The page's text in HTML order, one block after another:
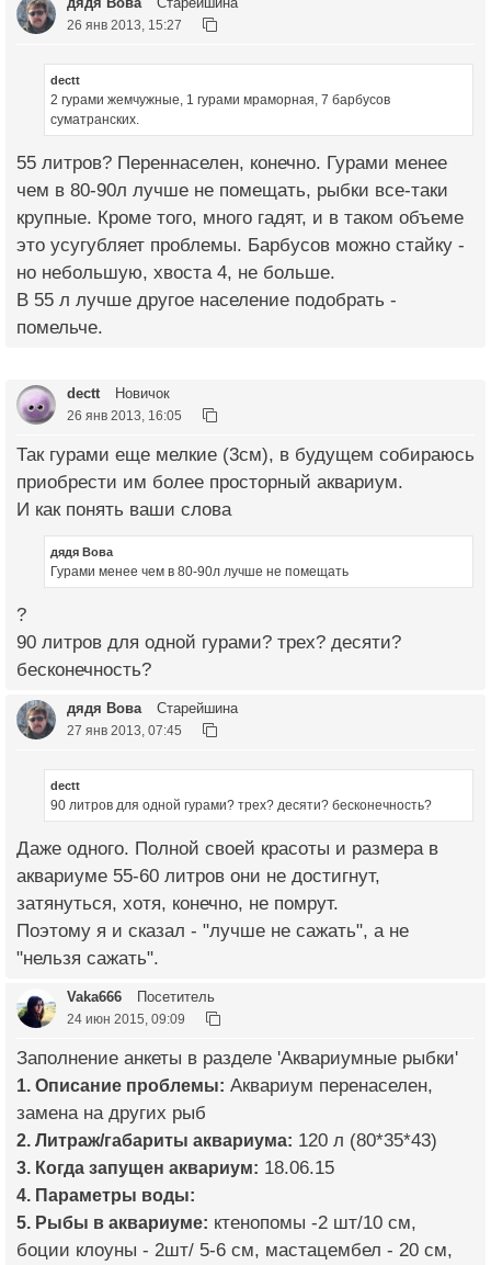
26 янв 2013, 15:27
dectt
2 гурами жемчужные, 1 гурами мраморная, 7 барбусов
суматранских.
55 литров? Переннаселен, конечно. Гурами менее
чем в 80-90л лучше не помещать, рыбки все-таки
крупные. Кроме того, много гадят, и в таком объеме
это усугубляет проблемы. Барбусов можно стайку -
но небольшую, хвоста 4, не больше.
В 55 л лучше другое население подобрать -
помельче.
dectt Новичок
26 янв 2013, 16:05
Так гурами еще мелкие (3см), в будущем собираюсь
приобрести им более просторный аквариум.
И как понять ваши слова
дядя Вова
Гурами менее чем в 80-90л лучше не помещать
?
90 литров для одной гурами? трех? десяти?
бесконечность?
дядя Вова Старейшина
27 янв 2013, 07:45
dectt
90 литров для одной гурами? трех? десяти? бесконечность?
Даже одного. Полной своей красоты и размера в
аквариуме 55-60 литров они не достигнут,
затянуться, хотя, конечно, не помрут.
Поэтому я и сказал - "лучше не сажать", а не
"нельзя сажать".
Vaka666 Посетитель
24 июн 2015, 09:09
Заполнение анкеты в разделе 'Аквариумные рыбки'
1. Описание проблемы: Аквариум перенаселен,
замена на других рыб
2. Литраж/габариты аквариума: 120 л (80*35*43)
3. Когда запущен аквариум: 18.06.15
4. Параметры воды:
5. Рыбы в аквариуме: ктенопомы -2 шт/10 см,
боции клоуны - 2шт/ 5-6 см, мастацембел - 20 см,